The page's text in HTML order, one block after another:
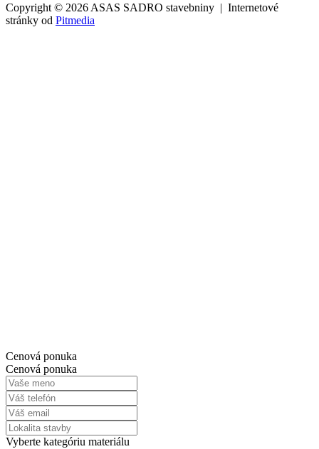
Copyright © 2026 ASAS SADRO stavebniny | Internetové
stránky od Pitmedia
Cenová ponuka
Cenová ponuka
Vyberte kategóriu materiálu